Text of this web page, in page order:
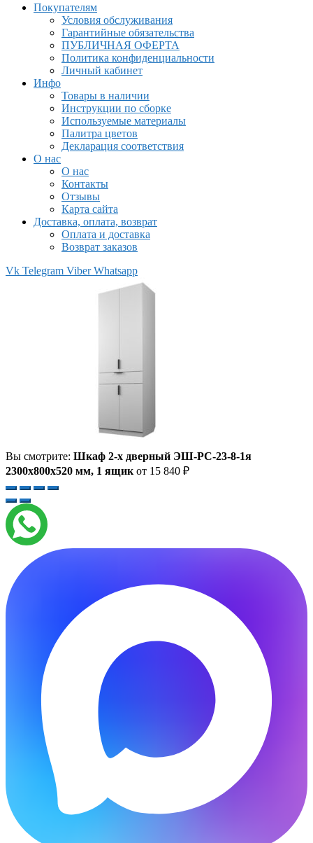
Покупателям
Условия обслуживания
Гарантийные обязательства
ПУБЛИЧНАЯ ОФЕРТА
Политика конфиденциальности
Личный кабинет
Инфо
Товары в наличии
Инструкции по сборке
Используемые материалы
Палитра цветов
Декларация соответствия
О нас
О нас
Контакты
Отзывы
Карта сайта
Доставка, оплата, возврат
Оплата и доставка
Возврат заказов
Vk Telegram Viber Whatsapp
Вы смотрите: Шкаф 2-х дверный ЭШ-РС-23-8-1я
2300x800x520 мм, 1 ящик от 15 840 ₽